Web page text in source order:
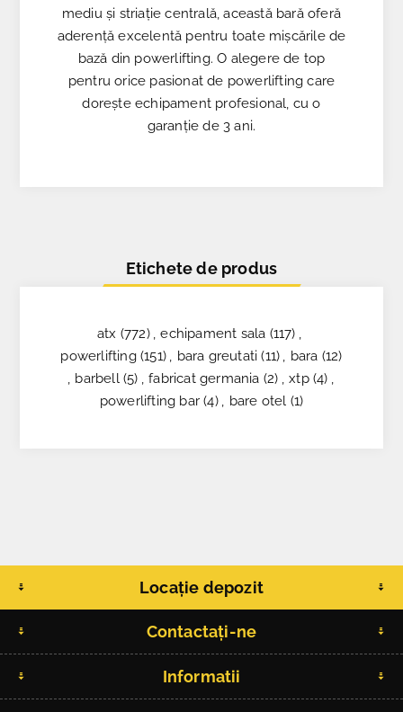
mediu și striație centrală, această bară oferă
aderență excelentă pentru toate mișcările de
bază din powerlifting. O alegere de top
pentru orice pasionat de powerlifting care
dorește echipament profesional, cu o
garanție de 3 ani.
Etichete de produs
atx (772) , echipament sala (117) ,
powerlifting (151) , bara greutati (11) , bara (12)
, barbell (5) , fabricat germania (2) , xtp (4) ,
powerlifting bar (4) , bare otel (1)
Locație depozit
Contactați-ne
Informatii